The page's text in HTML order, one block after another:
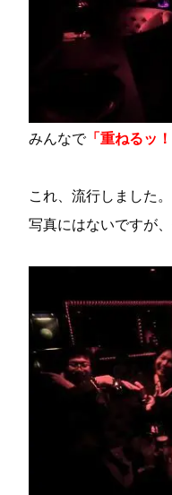
みんなで「重ねるッ！
これ、流行しました。
写真にはないですが